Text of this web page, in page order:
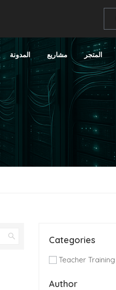
المدونة مشاريع المتجر
Categories
Teacher Training
Author